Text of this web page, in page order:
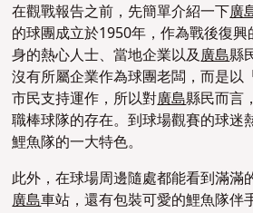
在觀戰報告之前，先簡單介紹一下廣
的球團成立於1950年 ，作為戰後復
身的熱心人士、當地企業以及廣島縣
沒有所屬企業作為球團老闆，而是以
市民支持運作，所以對廣島縣民而言
職棒球隊的存在。到球場觀賽的球迷
鯉魚隊的一大特色。
此外，在球場周邊隨處都能看到滿滿
廣島車站，還有包裝可愛的鯉魚隊伴